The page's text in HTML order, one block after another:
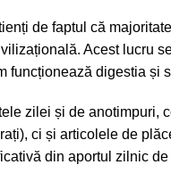
de faptul că
Acest lucru
digestia și
zilei și de
ci și articolele de
din aportul zilnic de